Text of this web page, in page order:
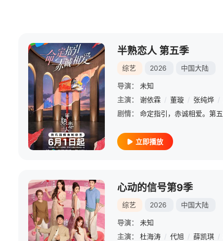
半熟恋人 第五季
综艺 2026 中国大陆
导演：
未知
主演：
谢依霖 / 董璇 / 张纯烨 /
剧情：
立即播放
心动的信号第9季
综艺 2026 中国大陆
导演：
未知
主演：
杜海涛 / 代旭 / 薛凯琪 /